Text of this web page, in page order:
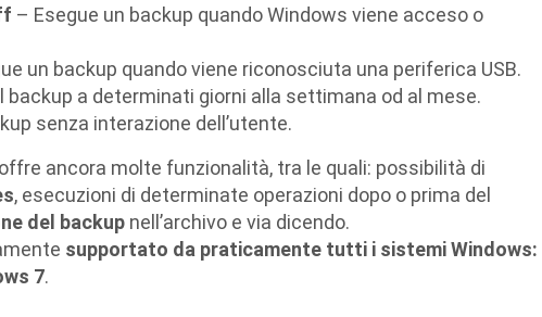
– Esegue un backup quando Windows viene acceso o
un backup quando viene riconosciuta una periferica USB.
backup a determinati giorni alla settimana od al mese.
senza interazione dell’utente.
ancora molte funzionalità, tra le quali: possibilità di
, esecuzioni di determinate operazioni dopo o prima del
del backup nell’archivo e via dicendo.
supportato da praticamente tutti i sistemi Windows:
7.